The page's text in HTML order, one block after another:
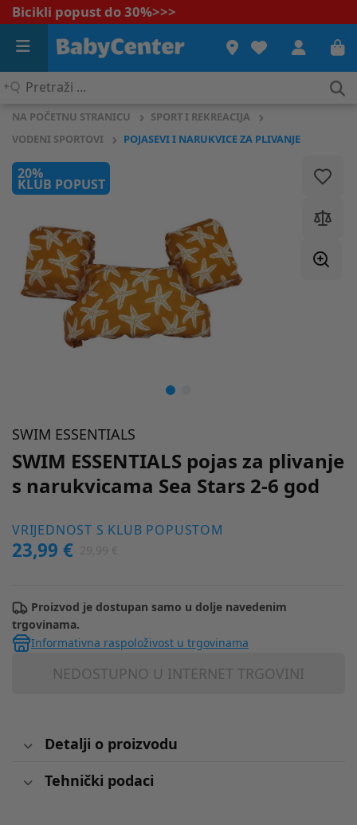
Bicikli popust do 30%>>>
Pretraži
NA POČETNU STRANICU
SPORT I REKREACIJA
VODENI SPORTOVI
POJASEVI I NARUKVICE ZA PLIVANJE
20%
KLUB POPUST
SWIM ESSENTIALS
SWIM ESSENTIALS pojas za plivanje
s narukvicama Sea Stars 2-6 god
VRIJEDNOST S KLUB POPUSTOM
23,99 €
Proizvod je dostupan samo u dolje navedenim
trgovinama.
Informativna raspoloživost u trgovinama
NEDOSTUPNO U INTERNET TRGOVINI
Detalji o proizvodu
Tehnički podaci